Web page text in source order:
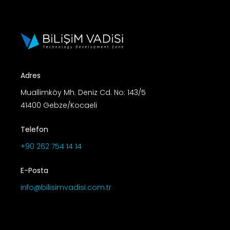
Adres
Muallimköy Mh. Deniz Cd. No: 143/5
41400 Gebze/Kocaeli
Telefon
+90 262 754 14 14
E-Posta
info@bilisimvadisi.com.tr